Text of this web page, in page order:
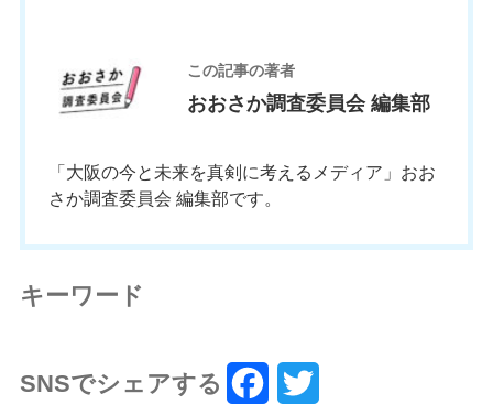
この記事の著者
おおさか調査委員会 編集部
「大阪の今と未来を真剣に考えるメディア」おお
さか調査委員会 編集部です。
キーワード
SNSでシェアする